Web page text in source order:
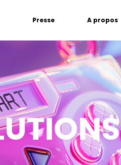
Presse A propos